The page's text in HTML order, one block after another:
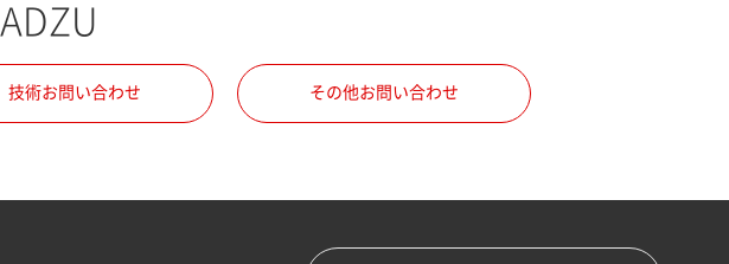
技術お問い合わせ その他お問い合わせ